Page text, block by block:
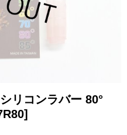
リコンラバー 80°